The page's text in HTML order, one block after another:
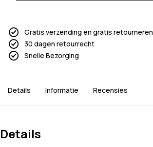
Gratis verzending en gratis retourneren
30 dagen retourrecht
Snelle Bezorging
Details Informatie Recensies
Details